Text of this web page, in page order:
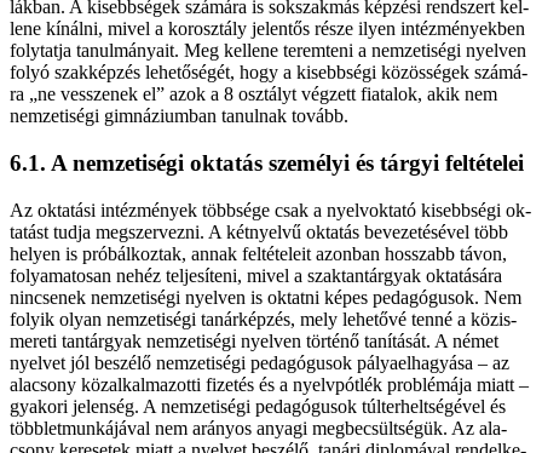
lák­ban. A ki­sebb­sé­gek szá­má­ra is sok­szak­más kép­zé­si rend­szert kel­
le­ne kí­nál­ni, mi­vel a kor­osz­tály je­len­tős ré­sze ilyen in­téz­mé­nyek­ben
foly­tat­ja ta­nul­má­nya­it. Meg kel­le­ne te­rem­te­ni a nem­ze­ti­sé­gi nyel­ven
fo­lyó szak­kép­zés le­he­tő­sé­gét, hogy a ki­sebb­sé­gi kö­zös­sé­gek szá­má­
ra „ne ves­­sze­nek el” azok a 8 osz­tályt vég­zett fi­a­ta­lok, akik nem
nem­ze­ti­sé­gi gim­ná­zi­um­ban ta­nul­nak to­vább.
6.1. A nem­ze­ti­sé­gi ok­ta­tás sze­mé­lyi és tár­gyi fel­tét­elei
Az ok­ta­tá­si in­téz­mé­nyek több­sé­ge csak a nyelv­ok­ta­tó ki­sebb­sé­gi ok­
ta­tást tud­ja meg­szer­vez­ni. A két­nyel­vű ok­ta­tás be­ve­ze­té­sé­vel több
he­lyen is pró­bál­koz­tak, an­nak fel­tét­ele­it azon­ban hos­­szabb tá­von,
fo­lya­ma­to­san ne­héz tel­je­sí­te­ni, mi­vel a szak­tan­tár­gyak ok­ta­tá­sá­ra
nin­cse­nek nem­ze­ti­sé­gi nyel­ven is ok­tat­ni ké­pes pe­da­gó­gu­sok. Nem
fo­lyik olyan nem­ze­ti­sé­gi ta­nár­kép­zés, mely le­he­tő­vé ten­né a köz­is­
me­re­ti tan­tár­gyak nem­ze­ti­sé­gi nyel­ven tör­té­nő ta­ní­tá­sát. A né­met
nyel­vet jól be­szé­lő nem­ze­ti­sé­gi pe­da­gó­gu­sok pá­lya­el­ha­gyá­sa – az
ala­csony köz­al­kal­ma­zot­ti fi­ze­tés és a nyelv­pót­lék prob­lé­má­ja mi­att –
gya­ko­ri je­len­ség. A nem­ze­ti­sé­gi pe­da­gó­gu­sok túl­ter­helt­sé­gé­vel és
több­let­mun­ká­já­val nem ará­nyos anya­gi meg­be­csült­sé­gük. Az ala­